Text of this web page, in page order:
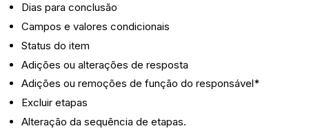
Dias para conclusão
Campos e valores condicionais
Status do item
Adições ou alterações de resposta
Adições ou remoções de função do responsável*
Excluir etapas
Alteração da sequência de etapas.